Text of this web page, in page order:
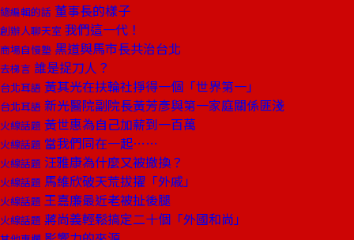
總編輯的話 董事長的樣子
創辦人聊天室 我們這一代！
商場自慢塾 黑道與馬市長共治台北
去梯言 誰是捉刀人？
台北耳語 黃其光在扶輪社掙得一個「世界第一」
台北耳語 新光醫院副院長黃芳彥與第一家庭關係匪淺
火線話題 黃世惠為自己加薪到一百萬
火線話題 當我們同在一起……
火線話題 汪雅康為什麼又被撤換？
火線話題 馬維欣破天荒拔擢「外戚」
火線話題 王嘉廉最近老被扯後腿
火線話題 蔣尚義輕鬆搞定二十個「外國和尚」